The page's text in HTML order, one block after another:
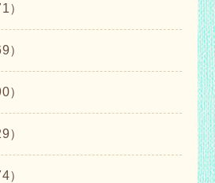
）
）
）
）
）